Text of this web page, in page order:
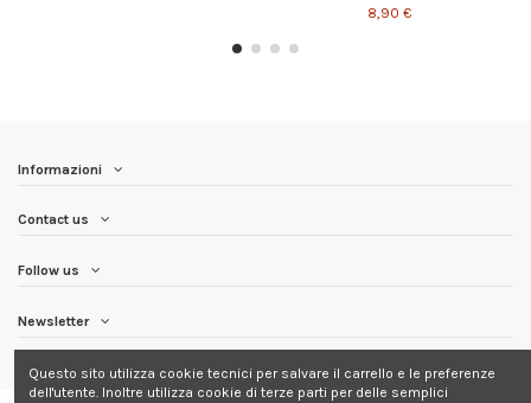
8,90 €
Informazioni
Contact us
Follow us
Newsletter
Questo sito utilizza cookie tecnici per salvare il carrello e le preferenze
dell'utente. Inoltre utilizza cookie di terze parti per delle semplici